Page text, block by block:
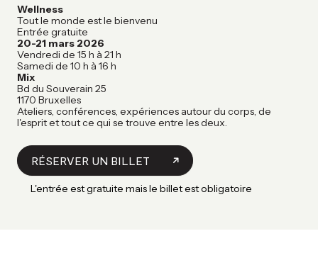
Wellness
Tout le monde est le bienvenu
Entrée gratuite
20-21 mars 2026
Vendredi de 15 h à 21 h
Samedi de 10 h à 16 h
Mix
Bd du Souverain 25
1170 Bruxelles
Ateliers, conférences, expériences autour du corps, de
l'esprit et tout ce qui se trouve entre les deux.
RÉSERVER UN BILLET
L'entrée est gratuite mais le billet est obligatoire